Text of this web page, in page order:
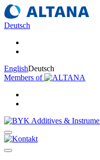
Deutsch
EnglishDeutsch
Members of